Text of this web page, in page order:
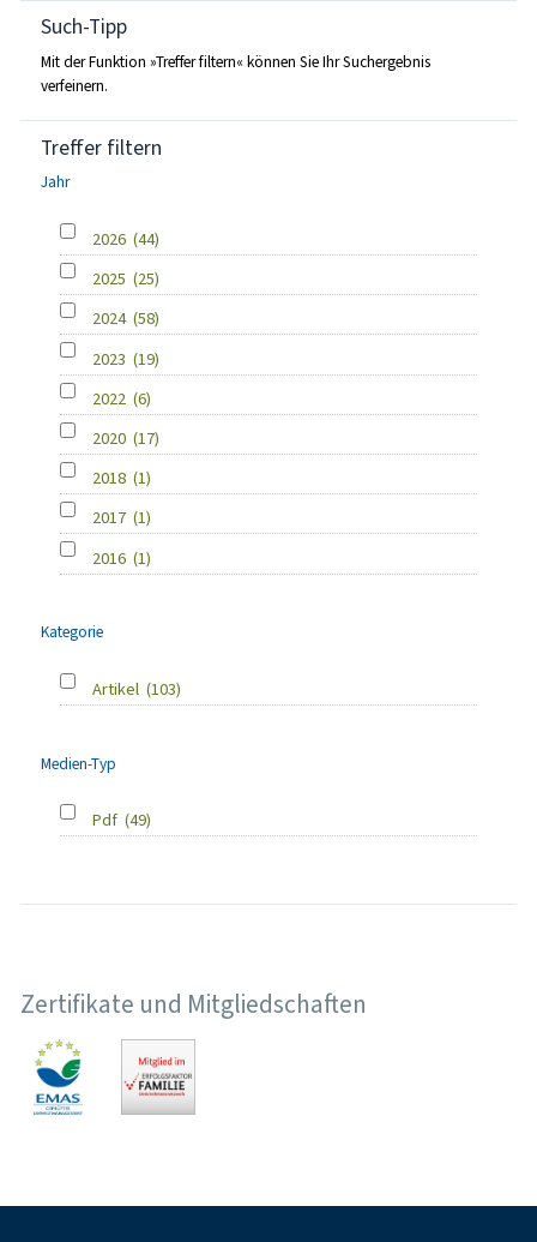
Such-Tipp
Mit der Funktion »Treffer filtern« können Sie Ihr Suchergebnis
verfeinern.
Treffer filtern
Jahr
2026 (44)
2025 (25)
2024 (58)
2023 (19)
2022 (6)
2020 (17)
2018 (1)
2017 (1)
2016 (1)
Kategorie
Artikel (103)
Medien-Typ
Pdf (49)
Zertifikate und Mitgliedschaften